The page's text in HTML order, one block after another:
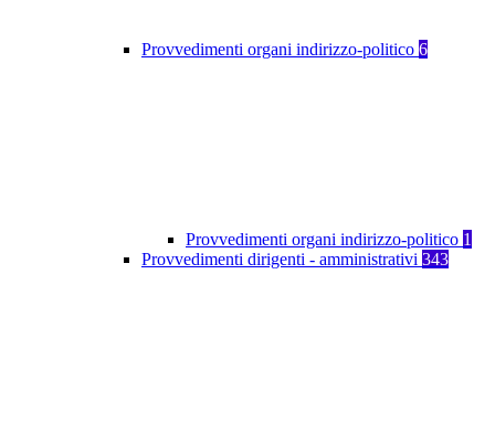
Provvedimenti organi indirizzo-politico 6
Provvedimenti organi indirizzo-politico 1
Provvedimenti dirigenti - amministrativi 343